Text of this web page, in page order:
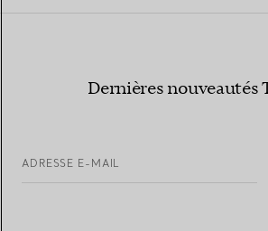
Dernières nouveautés
ADRESSE E-MAIL